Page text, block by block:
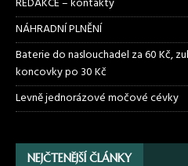
NÁHRADNÍ PLNĚNÍ
Baterie do naslouchadel za 60 Kč,
koncovky po 30 Kč
Levně jednorázové močové cévky
NEJČTENĚJŠÍ ČLÁNKY